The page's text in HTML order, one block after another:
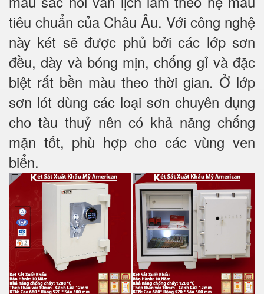
tiêu chuẩn của Châu Âu. Với công nghệ
này két sẽ được phủ bởi các lớp sơn
đều, dày và bóng mịn, chống gỉ và đặc
biệt rất bền màu theo thời gian. Ở lớp
sơn lót dùng các loại sơn chuyên dụng
cho tàu thuỷ nên có khả năng chống
mặn tốt, phù hợp cho các vùng ven
biển.